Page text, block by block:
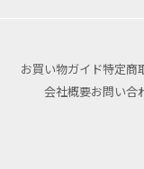
お買い物ガイド特定商
会社概要お問い合